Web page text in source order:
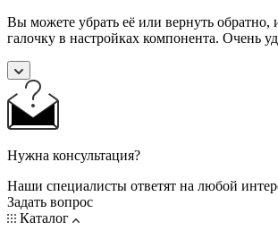
Вы можете убрать её или вернуть обратно,
галочку в настройках компонента. Очень
Нужна консультация?
Наши специалисты ответят на любой
Задать вопрос
Каталог